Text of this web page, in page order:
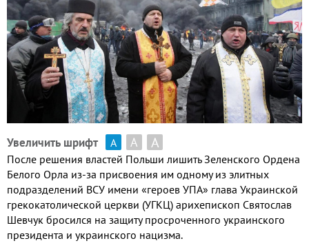
Увеличить шрифт А А А
После решения властей Польши лишить Зеленского Ордена
Белого Орла из-за присвоения им одному из элитных
подразделений ВСУ имени «героев УПА» глава Украинской
грекокатолической церкви (УГКЦ) арихепископ Святослав
Шевчук бросился на защитупросроченного украинского
президента и украинского нацизма.